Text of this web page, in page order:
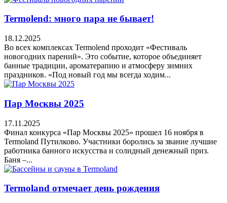
Termolend: много пара не бывает!
18.12.2025
Во всех комплексах Termolend проходит «Фестиваль
новогодних парений». Это событие, которое объединяет
банные традиции, ароматерапию и атмосферу зимних
праздников. «Под новый год мы всегда ходим...
Пар Москвы 2025
17.11.2025
Финал конкурса «Пар Москвы 2025» прошел 16 ноября в
Termoland Путилково. Участники боролись за звание лучшие
работника банного искусства и солидный денежный приз.
Баня –...
Termoland отмечает день рождения